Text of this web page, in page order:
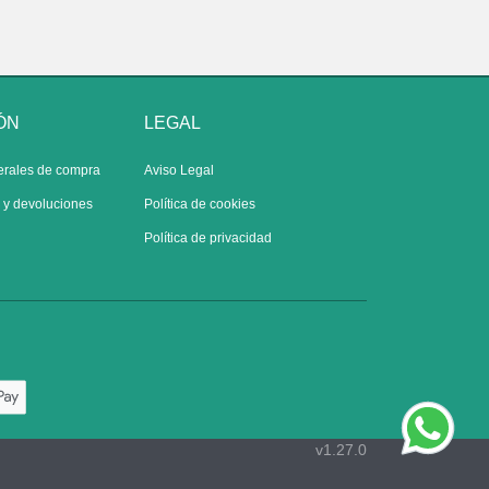
de compra
y devoluciones
LEGAL
Aviso Legal
Política de cookies
Política de privacidad
v1.27.0